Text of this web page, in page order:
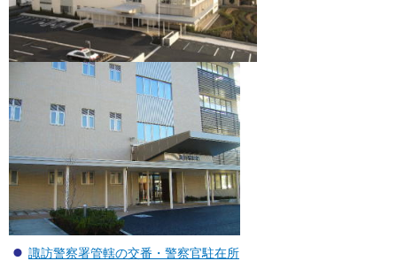
諏訪警察署管轄の交番・警察官駐在所